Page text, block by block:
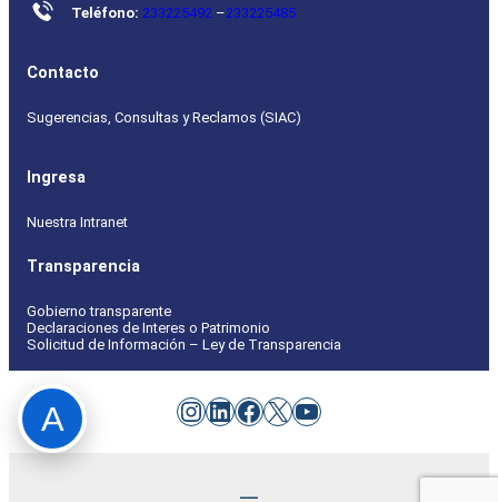
Teléfono: 233225492 –233225485
Contacto
Sugerencias, Consultas y Reclamos (SIAC)
Ingresa
Nuestra Intranet
Transparencia
Gobierno transparente
Declaraciones de Interes o Patrimonio
Solicitud de Información – Ley de Transparencia
Instagram
LinkedIn
Facebook
X YouTube
A